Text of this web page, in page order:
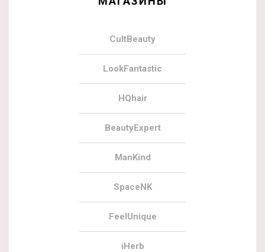
CultBeauty
LookFantastic
HQhair
BeautyExpert
ManKind
SpaceNK
FeelUnique
iHerb